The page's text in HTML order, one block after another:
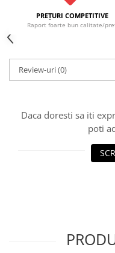
PREŢURI COMPETITIVE
Raport foarte bun calitate/
Review-uri(0)
Daca doresti sa iti
poti